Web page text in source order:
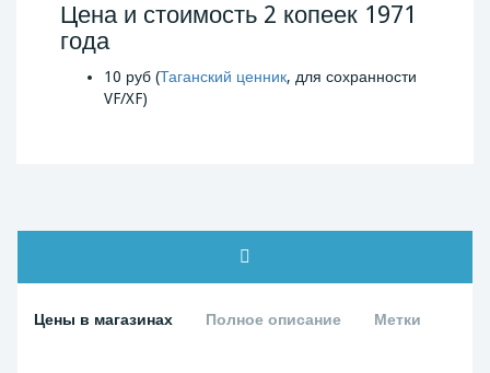
Цена и стоимость 2 копеек 1971
года
10 руб (Таганский ценник, для сохранности
VF/XF)
Цены в магазинах Полное описание Метки